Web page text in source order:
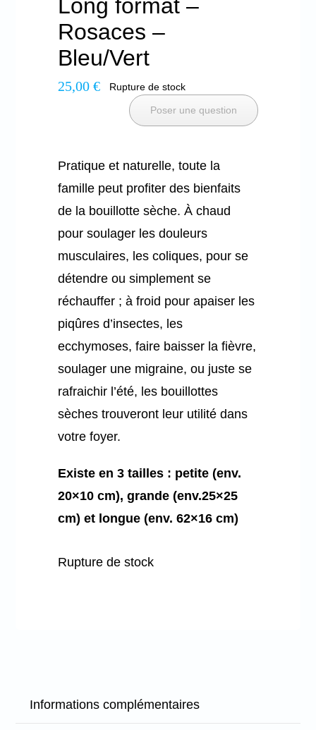
Mon panier
Long format –
Rosaces –
Bleu/Vert
25,00€ Rupture de stock
Poser une question
Pratique et naturelle, toute la
famille peut profiter des bienfaits
de la bouillotte sèche. À chaud
pour soulager les douleurs
musculaires, les coliques, pour se
détendre ou simplement se
réchauffer ; à froid pour apaiser les
piqûres d’insectes, les
ecchymoses, faire baisser la fièvre,
soulager une migraine, ou juste se
rafraichir l’été, les bouillottes
sèches trouveront leur utilité dans
votre foyer.
Existe en 3 tailles : petite (env.
20×10 cm), grande (env.25×25
cm) et longue (env. 62×16 cm)
Rupture de stock
Informations complémentaires